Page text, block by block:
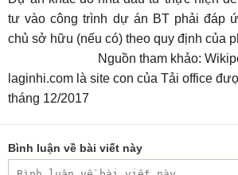
tư vào công trình dự án BT phải đáp
chủ sở hữu (nếu có) theo quy định của
Nguồn tham khảo:
laginhi.com là site con của Tải office
tháng 12/2017
Bình luận về bài viết này